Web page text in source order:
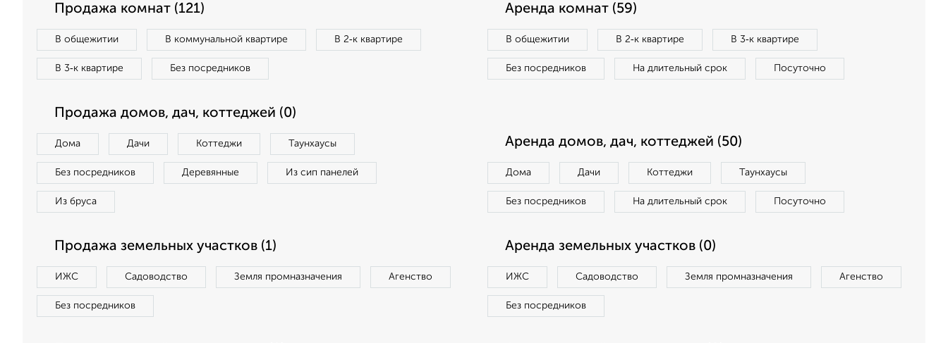
Продажа комнат (121)
В общежитии В коммунальной квартире В 2‑к квартире
В 3‑к квартире Без посредников
Аренда комнат (59)
В общежитии В 2‑к квартире В 3‑к квартире
Без посредников На длительный срок Посуточно
Продажа домов, дач, коттеджей (0)
Дома Дачи Коттеджи Таунхаусы
Без посредников Деревянные Из сип панелей
Из бруса
Аренда домов, дач, коттеджей (50)
Дома Дачи Коттеджи Таунхаусы
Без посредников На длительный срок Посуточно
Продажа земельных участков (1)
ИЖС Садоводство Земля промназначения Агенство
Без посредников
Аренда земельных участков (0)
ИЖС Садоводство Земля промназначения Агенство
Без посредников